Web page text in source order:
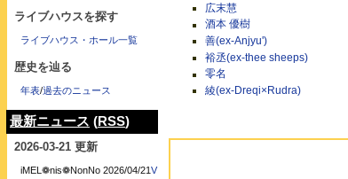
広末慧
酒本 優樹
善(ex-Anjyu')
裕丞(ex-thee sheeps)
零名
綾(ex-Dreqi×Rudra)
ライブハウスを探す
ライブハウス・ホール一覧
歴史を辿る
年表/過去のニュース
最新ニュース (RSS)
2026-03-21 更新
iMEL❁nis❁NonNo 2026/04/21 V